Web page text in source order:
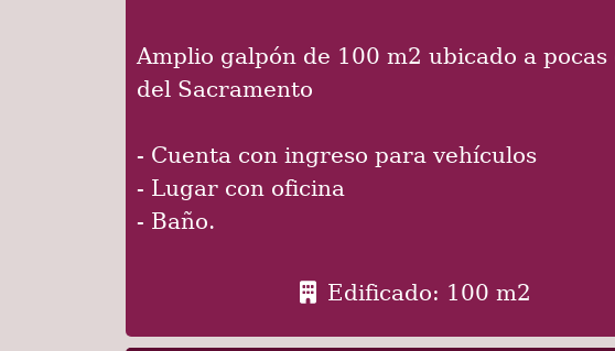
del Sacramento
- Cuenta con ingreso para vehículos